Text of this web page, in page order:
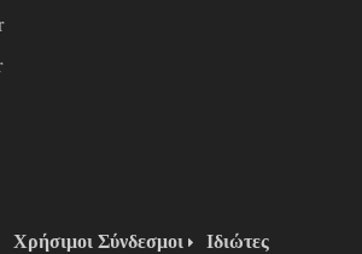
Χρήσιμοι Σύνδεσμοι
Ιδιώτες